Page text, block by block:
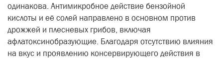
одинакова. Антимикробное действие бензойной
кислоты и её солей направлено в основном против
дрожжей и плесневых грибов, включая
афлатоксинобразующие. Благодаря отсутствию влияния
на вкус и проявлению консервирующего действия в